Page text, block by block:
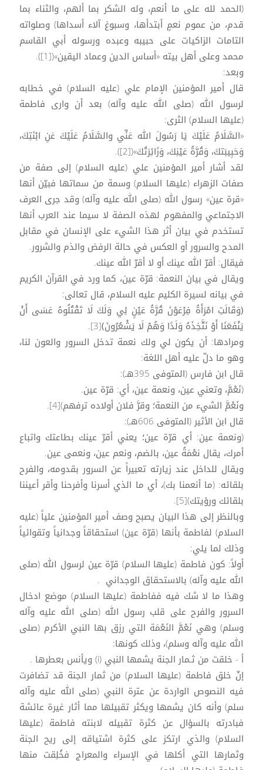
(الحمد لله على ما أنعم، وله الشكر بما ألهم، والثناء بما
قدم، من عموم نعمٍ أبتدأها، وسبوغ آلاء أسداها) وصلواته
التامات الزاكيات على حبيبه وعبده ورسوله أبي القاسم
محمد وعلى أهل بيته «أساس الدين وعماد اليقين»([1]).
وبعد:
قال أمير المؤمنين الإمام علي (عليه السلام) في خطابه
لرسول الله (صلى الله عليه وآله) بعد أن وارى فاطمة
(عليها السلام) الثرى:
«السَّلَامُ عَلَيْكَ يَا رَسُولَ الله عَنِّي والسَّلَامُ عَلَيْكَ عَنِ ابْنَتِكَ،
وَحَبِيبَتكَ، وَقُرَّةُ عَيْنِكَ، وَزَائِرَتُكَ»([2]).
لقد أشار أمير المؤمنين علي (عليه السلام) إلى صفة من
صفات الزهراء (عليها السلام) وسمة من سماتها فبيّن أنها
«قرة عين» رسول الله (صلى الله عليه وآله) وقد جرى العرف
الاجتماعي والمفهوم لهذه الصفة لا سيما عند العرب أنها
تستخدم في بيان أثر هذا الشيء على الإنسان في مقابل
المدح والسرور أو العكس في حالة الرفض والذم والشرور.
فيقال: أقرّ الله عينك أو لا أقرّ الله عينك.
ويقال في بيان النعمة: قرّة عين، كما ورد في القرآن الكريم
في بيانه لسيرة الكليم عليه السلام، قال تعالى:
﴿وَقَالَتِ امْرَأَةُ فِرْعَوْنَ قُرَّةُ عَيْنٍ لِي وَلَكَ لَا تَقْتُلُوهُ عَسَى أَنْ
يَنْفَعَنَا أَوْ نَتَّخِذَهُ وَلَدًا وَهُمْ لَا يَشْعُرُونَ﴾[3].
ومرادها: أن يكون لي ولك نعمة تدخل السرور والعون لنا،
وهو ما دلّ عليه أهل اللغة:
قال ابن فارس (المتوفى 395هـ):
(نَعْمَّ، وتعني عين، ونعمة عين، أي: قرّة عين.
ونَعْمَّ الشيء من النعمة؛ وقرَّ فلان أولاده ترفهم)[4].
قال ابن الأثير (المتوفى 606هـ):
(ونعمة عين: أي قرّة عين؛ يعني أقرّ عينك بطاعتك واتباع
أمرك، يقال نعْمَةُ عين، بالضم، ونعم عين، ونعمى عين.
ويقال للداخل عند زيارته تعبيراً عن السرور بقدومه، والفرح
بلقائه: (ما أنعمنا بك)، أي ما الذي أسرنا وأفرحنا وأقر أعيننا
بلقائك ورؤيتك)[5].
وبالنظر إلى هذا البيان يصبح وصف أمير المؤمنين علياً (عليه
السلام) لفاطمة بأنها (قرّة عين) استحقاقاً وجدانياً وتقوائياً
وذلك لما يلي:
أولاً: كون فاطمة (عليها السلام) قرّة عين لرسول الله (صلى
الله عليه وآله) بالاستحقاق الوجداني .
وهذا ما لا شك فيه ففاطمة (عليها السلام) موضع ادخال
السرور والفرح على قلب رسول الله (صلى الله عليه وآله
وسلم) وهي نَعْمَّ النَعْمَة التي رزق بها النبي الأكرم (صلى
الله عليه وآله وسلم)، وذلك كونها:
أ - خلقت من ثـمار الجنة يشمها النبي (i) ويأنس بعطرها .
إنّ خلق فاطمة (عليها السلام) من ثمار الجنة قد تضافرت
فيه النصوص الواردة عن عترة النبي (صلى الله عليه وآله
سلم) وأنه كان يشمها ويكثر تقبيلها مما أثار غيرة عائشة
فبادرته بالسؤال عن كثرة تقبيله لابنته فاطمة (عليها
السلام) والذي ارتكز على كثرة اشتياقه إلى ريح الجنة
وثمارها التي أكلها في الإسراء والمعراج فخُلِقت منها